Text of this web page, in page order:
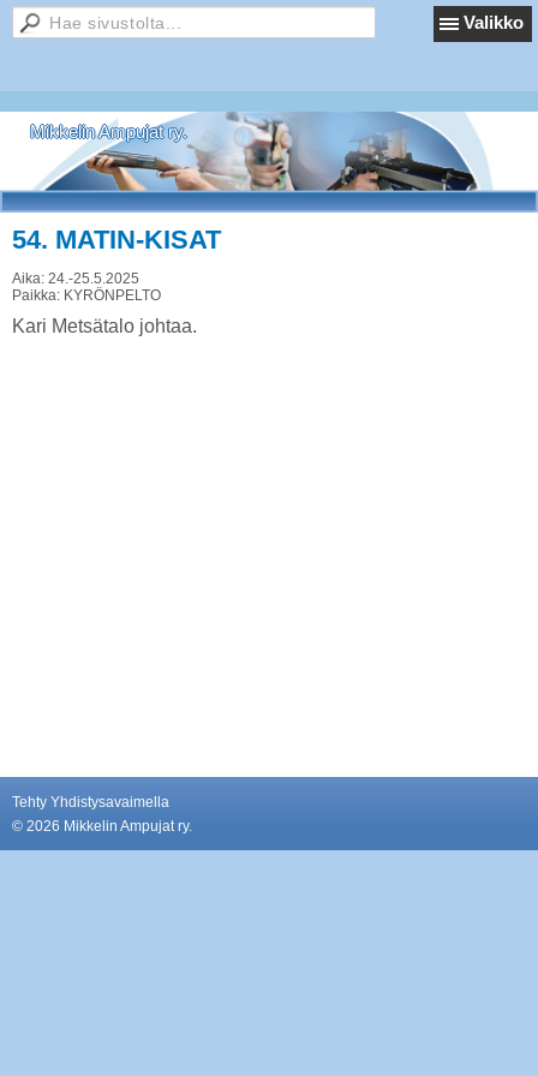
Valikko
Mikkelin Ampujat ry.
54. MATIN-KISAT
Aika: 24.-25.5.2025
Paikka: KYRÖNPELTO
Kari Metsätalo johtaa.
Tehty Yhdistysavaimella
© 2026 Mikkelin Ampujat ry.